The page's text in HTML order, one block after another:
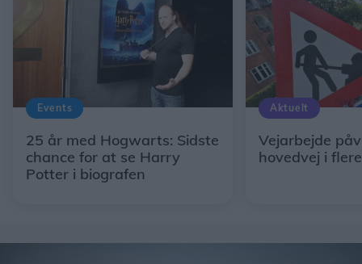
Events
25 år med Hogwarts: Sidste
chance for at se Harry
Potter i biografen
Aktuelt
Vejarbejde
hovedvej i